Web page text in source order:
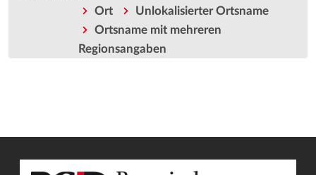
Ort
Unlokalisierter Ortsname
Ortsname mit mehreren
Regionsangaben